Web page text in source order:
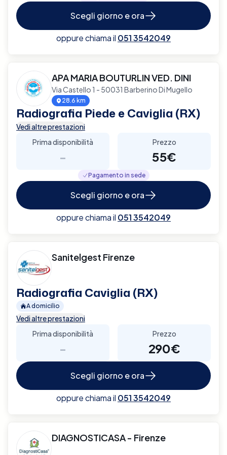
Scegli giorno e ora
oppure chiama il 051 3542049
APA MARIA BOUTURLIN VED. DINI
Via Castello 1 - 50031 Barberino Di Mugello
28.6 km
Radiografia Piede e Caviglia (RX)
Vedi altre prestazioni
Prima disponibilità
-
Prezzo
55€
Pagamento in sede
Scegli giorno e ora
oppure chiama il 051 3542049
Sanitelgest Firenze
Radiografia Caviglia (RX)
A domicilio
Vedi altre prestazioni
Prima disponibilità
-
Prezzo
290€
Scegli giorno e ora
oppure chiama il 051 3542049
DIAGNOSTICASA - Firenze